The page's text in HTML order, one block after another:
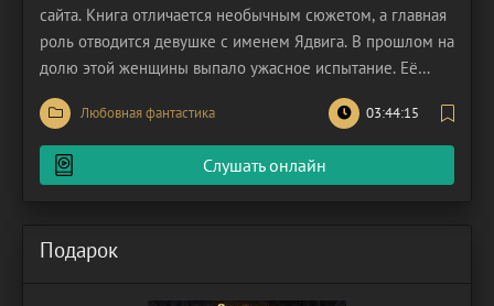
сайта. Книга отличается необычным сюжетом, а главная
роль отводится девушке с именем Ядвига. В прошлом на
долю этой женщины выпало ужасное испытание. Её
кровная сестра, Марьяна, наделённая могущественными
колдовскими способностями, в ту роковую ночь
уничтожила половину замка, не пощадив даже своих
родителей. Ею
Любовная фантастика 03:44:15
Слушать онлайн
Подарок